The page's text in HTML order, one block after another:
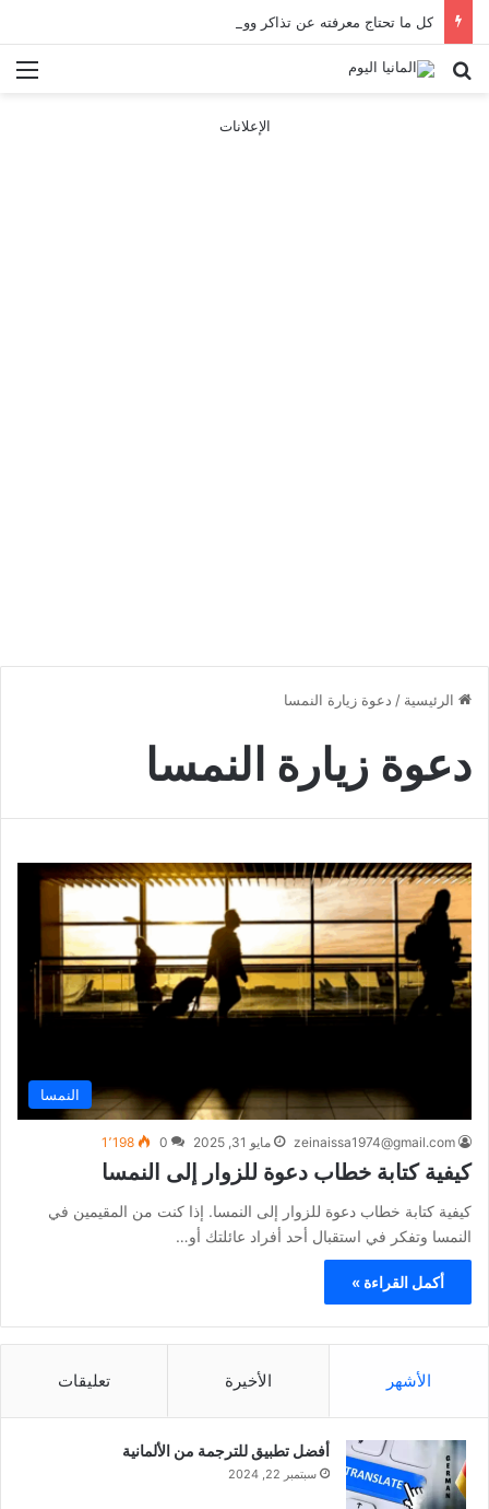
كل ما تحتاج معرفته عن تذاكر ووسائل النقل في باريس 2025
بحث عن
الإعلانات
الرئيسية / دعوة زيارة النمسا
دعوة زيارة النمسا
النمسا
zeinaissa1974@gmail.com مايو 31, 2025 0 1٬198
كيفية كتابة خطاب دعوة للزوار إلى النمسا
كيفية كتابة خطاب دعوة للزوار إلى النمسا. إذا كنت من المقيمين في
النمسا وتفكر في استقبال أحد أفراد عائلتك أو…
أكمل القراءة »
الأشهر الأخيرة تعليقات
أفضل تطبيق للترجمة من الألمانية
سبتمبر 22, 2024